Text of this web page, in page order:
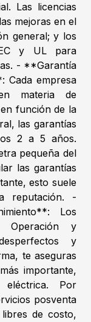
Las licencias
mejoras en el
general; y los
y UL para
- **Garantía
Cada empresa
materia de
función de la
las garantías
2 a 5 años.
pequeña del
las garantías
esto suele
reputación. -
Los
Operación y
y
te aseguras
importante,
Por
posventa
de costo,